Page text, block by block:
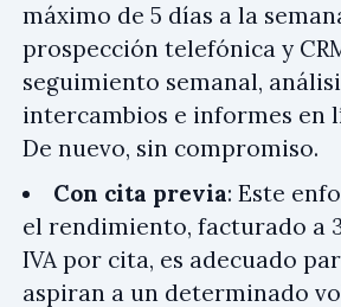
máximo de 5 días a la
prospección telefónica y
seguimiento semanal,
intercambios e informes en
De nuevo, sin compromiso.
Con cita previa: Este
el rendimiento, facturado a
IVA por cita, es adecuado
aspiran a un determinado